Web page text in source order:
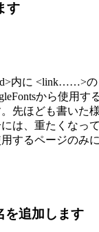
す
内に <link……>
から使用す
先ほども書いた
は、重たくなっ
するページのみ
を追加します